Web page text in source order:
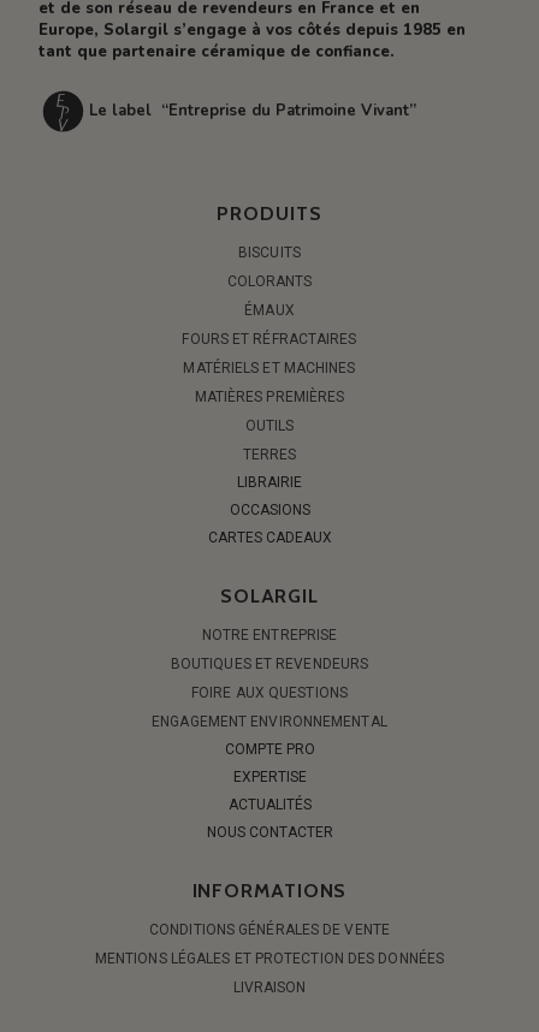
et de son réseau de revendeurs en France et en
Europe, Solargil s’engage à vos côtés depuis 1985 en
tant que partenaire céramique de confiance.
Le label “Entreprise du Patrimoine Vivant”
PRODUITS
BISCUITS
COLORANTS
ÉMAUX
FOURS ET RÉFRACTAIRES
MATÉRIELS ET MACHINES
MATIÈRES PREMIÈRES
OUTILS
TERRES
LIBRAIRIE
OCCASIONS
CARTES CADEAUX
SOLARGIL
NOTRE ENTREPRISE
BOUTIQUES ET REVENDEURS
FOIRE AUX QUESTIONS
ENGAGEMENT ENVIRONNEMENTAL
COMPTE PRO
EXPERTISE
ACTUALITÉS
NOUS CONTACTER
INFORMATIONS
CONDITIONS GÉNÉRALES DE VENTE
MENTIONS LÉGALES ET PROTECTION DES DONNÉES
LIVRAISON